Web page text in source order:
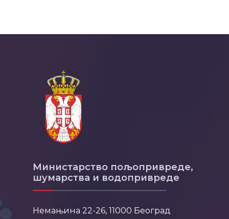
Министарство пољопривреде,
шумарства и водопривреде
Немањина 22-26, 11000 Београд